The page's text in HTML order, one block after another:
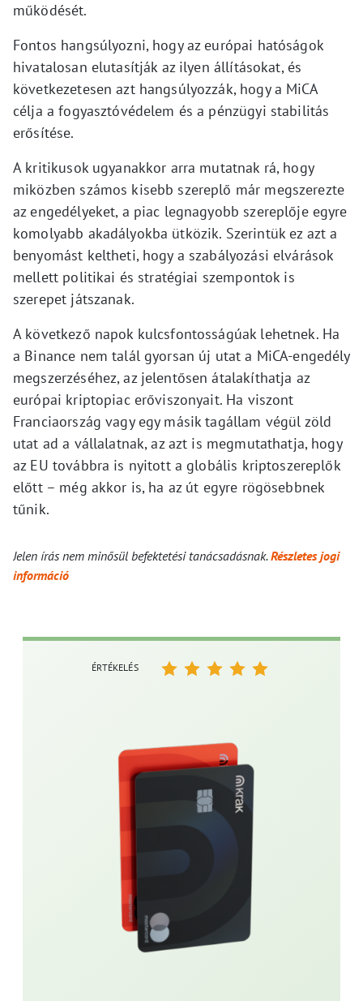
működését.
Fontos hangsúlyozni, hogy az európai hatóságok
hivatalosan elutasítják az ilyen állításokat, és
következetesen azt hangsúlyozzák, hogy a MiCA
célja a fogyasztóvédelem és a pénzügyi stabilitás
erősítése.
A kritikusok ugyanakkor arra mutatnak rá, hogy
miközben számos kisebb szereplő már megszerezte
az engedélyeket, a piac legnagyobb szereplője egyre
komolyabb akadályokba ütközik. Szerintük ez azt a
benyomást keltheti, hogy a szabályozási elvárások
mellett politikai és stratégiai szempontok is
szerepet játszanak.
A következő napok kulcsfontosságúak lehetnek. Ha
a Binance nem talál gyorsan új utat a MiCA-engedély
megszerzéséhez, az jelentősen átalakíthatja az
európai kriptopiac erőviszonyait. Ha viszont
Franciaország vagy egy másik tagállam végül zöld
utat ad a vállalatnak, az azt is megmutathatja, hogy
az EU továbbra is nyitott a globális kriptoszereplők
előtt – még akkor is, ha az út egyre rögösebbnek
tűnik.
Jelen írás nem minősül befektetési tanácsadásnak.Részletes jogi
információ
ÉRTÉKELÉS